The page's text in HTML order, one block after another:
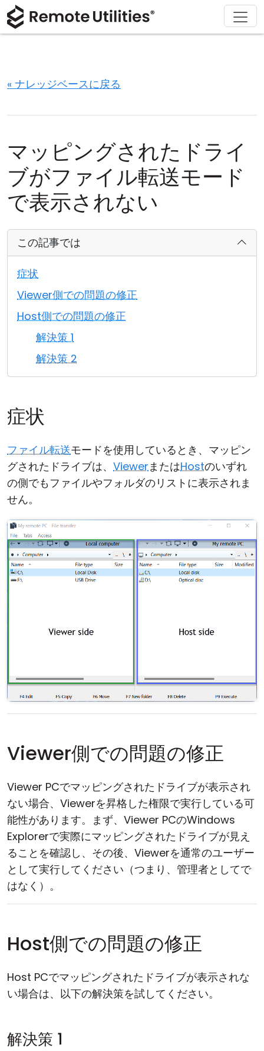
« ナレッジベースに戻る
マッピングされたドライ
ブがファイル転送モード
で表示されない
この記事では
症状
Viewer側での問題の修正
Host側での問題の修正
解決策 1
解決策 2
症状
ファイル転送モードを使用しているとき、マッピン
グされたドライブは、 ViewerまたはHostのいずれ
の側でもファイルやフォルダのリストに表示されま
せん。
Viewer側での問題の修正
Viewer PCでマッピングされたドライブが表示され
ない場合、Viewerを昇格した権限で実行している可
能性があります。まず、Viewer PCのWindows
Explorerで実際にマッピングされたドライブが見え
ることを確認し、その後、Viewerを通常のユーザー
として実行してください（つまり、管理者としてで
はなく）。
Host側での問題の修正
Host PCでマッピングされたドライブが表示されな
い場合は、以下の解決策を試してください。
解決策 1
製品
接続モード
無人アクセス
MSI 設定
クラウド＆オンプレミス
ソリューション
情報技術
ダウンロード
購入
サポート
会社概要